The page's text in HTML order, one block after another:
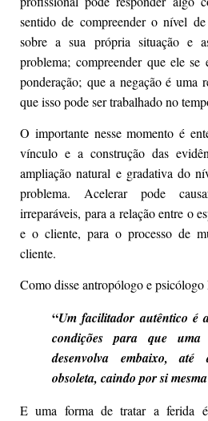
sentido de compreender o nível
sobre a sua própria situação e
problema; compreender que ele se
ponderação; que a negação é uma
que isso pode ser trabalhado no
O importante nesse momento é
vínculo e a construção das
ampliação natural e gradativa do
problema. Acelerar pode
irreparáveis, para a relação entre o
e o cliente, para o processo de
cliente.
Como disse antropólogo e psicólogo
“Um facilitador autêntico é
condições para que uma
desenvolva embaixo, até
obsoleta, caindo por si
E uma forma de tratar a ferida